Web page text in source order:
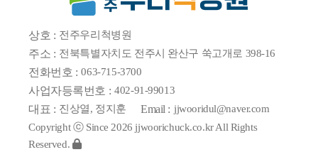
상호 : 전주우리척병원
주소 : 전북특별자치도 전주시 완산구 쑥고개로 398-16
전화번호 : 063-715-3700
사업자등록번호 : 402-91-99013
대표 : 진상열, 정지훈 Email : jjwooridul@naver.com
Copyright ⓒ Since 2026 jjwoorichuck.co.kr All Rights
Reserved.